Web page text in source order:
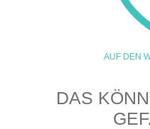
AUF DEN
DAS